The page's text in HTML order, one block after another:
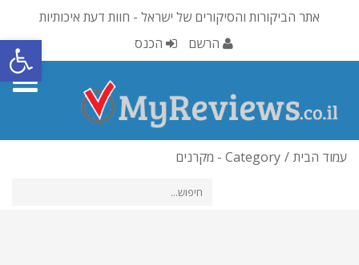
אתר הביקורות והסיקורים של ישראל - חוות דעת איכותיות
הרשם
הכנס
עמוד הבית Category - מקרנים
פתח